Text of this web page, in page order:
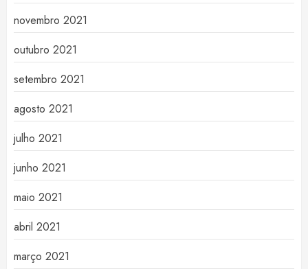
novembro 2021
outubro 2021
setembro 2021
agosto 2021
julho 2021
junho 2021
maio 2021
abril 2021
março 2021